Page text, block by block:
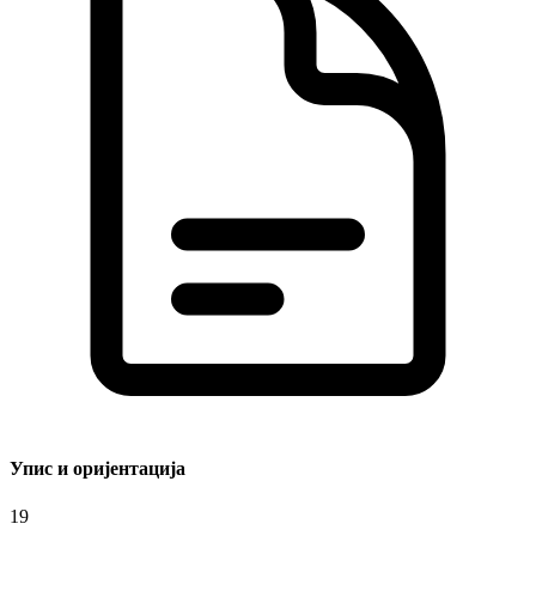
Упис и оријентација
19